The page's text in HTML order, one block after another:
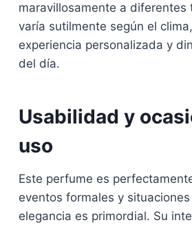
maravillosamente a diferentes
varía sutilmente según el
experiencia personalizada y
del día.
Usabilidad y
uso
Este perfume es
eventos formales y
elegancia es primordial. Su